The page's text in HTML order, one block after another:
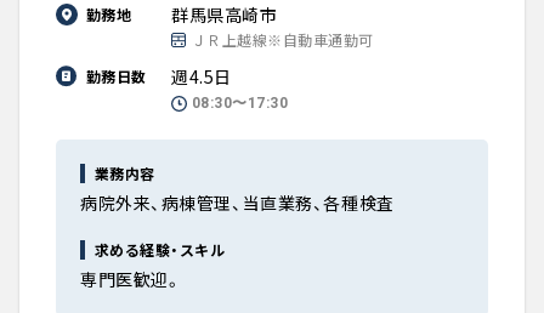
勤務地 群馬県高崎市
ＪＲ上越線※自動車通勤可
勤務日数
週4.5日
08:30〜17:30
業務内容
病院外来、病棟管理、当直業務、各種検査
求める経験・スキル
専門医歓迎。